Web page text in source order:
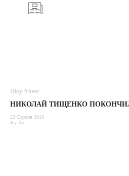
Шоу-бізнес
НИКОЛАЙ ТИЩЕНКО
23 Серпня 2018
Jey Ro